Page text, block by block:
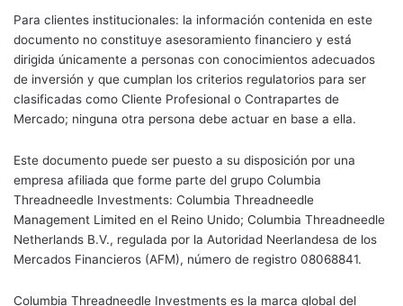
Para clientes institucionales: la información contenida en este
documento no constituye asesoramiento financiero y está
dirigida únicamente a personas con conocimientos adecuados
de inversión y que cumplan los criterios regulatorios para ser
clasificadas como Cliente Profesional o Contrapartes de
Mercado; ninguna otra persona debe actuar en base a ella.
Este documento puede ser puesto a su disposición por una
empresa afiliada que forme parte del grupo Columbia
Threadneedle Investments: Columbia Threadneedle
Management Limited en el Reino Unido; Columbia Threadneedle
Netherlands B.V., regulada por la Autoridad Neerlandesa de los
Mercados Financieros (AFM), número de registro 08068841.
Columbia Threadneedle Investments es la marca global del